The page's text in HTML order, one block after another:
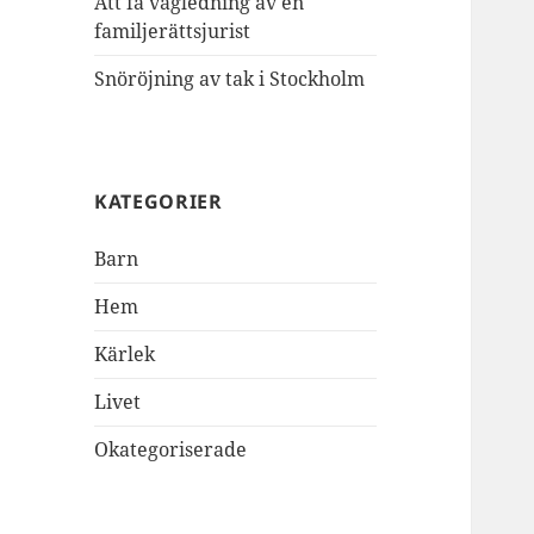
familjerättsjurist
Snöröjning av tak i Stockholm
KATEGORIER
Barn
Hem
Kärlek
Livet
Okategoriserade